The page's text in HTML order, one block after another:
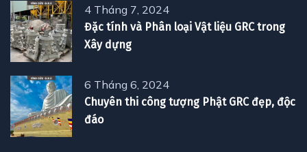
4 Tháng 7, 2024
Đặc tính và Phân loại Vật liệu GRC trong
Xây dựng
6 Tháng 6, 2024
Chuyên thi công tượng Phật GRC đẹp, độc
đáo